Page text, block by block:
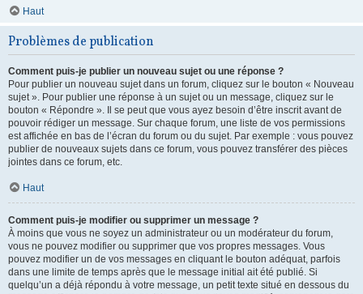
Haut
Problèmes de publication
Comment puis-je publier un nouveau sujet ou une réponse ?
Pour publier un nouveau sujet dans un forum, cliquez sur le bouton « Nouveau
sujet ». Pour publier une réponse à un sujet ou un message, cliquez sur le
bouton « Répondre ». Il se peut que vous ayez besoin d’être inscrit avant de
pouvoir rédiger un message. Sur chaque forum, une liste de vos permissions
est affichée en bas de l’écran du forum ou du sujet. Par exemple : vous pouvez
publier de nouveaux sujets dans ce forum, vous pouvez transférer des pièces
jointes dans ce forum, etc.
Haut
Comment puis-je modifier ou supprimer un message ?
À moins que vous ne soyez un administrateur ou un modérateur du forum,
vous ne pouvez modifier ou supprimer que vos propres messages. Vous
pouvez modifier un de vos messages en cliquant le bouton adéquat, parfois
dans une limite de temps après que le message initial ait été publié. Si
quelqu’un a déjà répondu à votre message, un petit texte situé en dessous du